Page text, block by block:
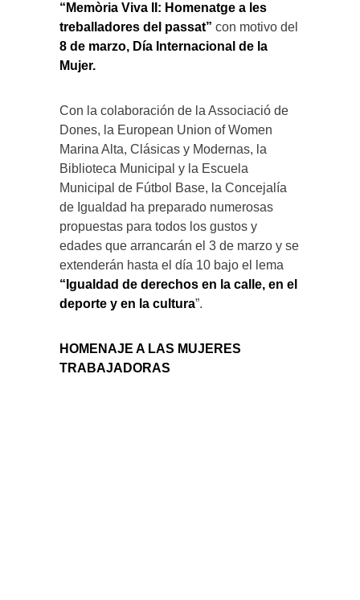
“Memòria Viva II: Homenatge a les
treballadores del passat” con motivo del
8 de marzo, Día Internacional de la
Mujer.
Con la colaboración de la Associació de
Dones, la European Union of Women
Marina Alta, Clásicas y Modernas, la
Biblioteca Municipal y la Escuela
Municipal de Fútbol Base, la Concejalía
de Igualdad ha preparado numerosas
propuestas para todos los gustos y
edades que arrancarán el 3 de marzo y se
extenderán hasta el día 10 bajo el lema
“Igualdad de derechos en la calle, en el
deporte y en la cultura”.
HOMENAJE A LAS MUJERES
TRABAJADORAS